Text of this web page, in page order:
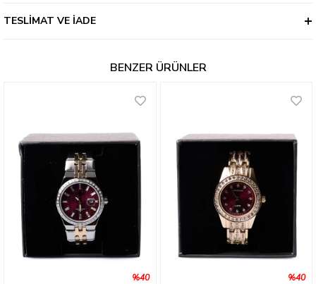
TESLIMAT VE İADE
BENZER ÜRÜNLER
%40 %40